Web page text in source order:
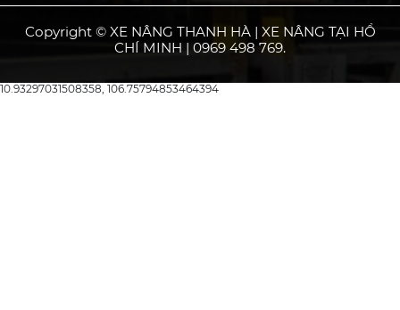
Copyright © XE NÂNG THANH HÀ | XE NÂNG TẠI HỒ
CHÍ MINH | 0969 498 769.
10.93297031508358, 106.75794853464394